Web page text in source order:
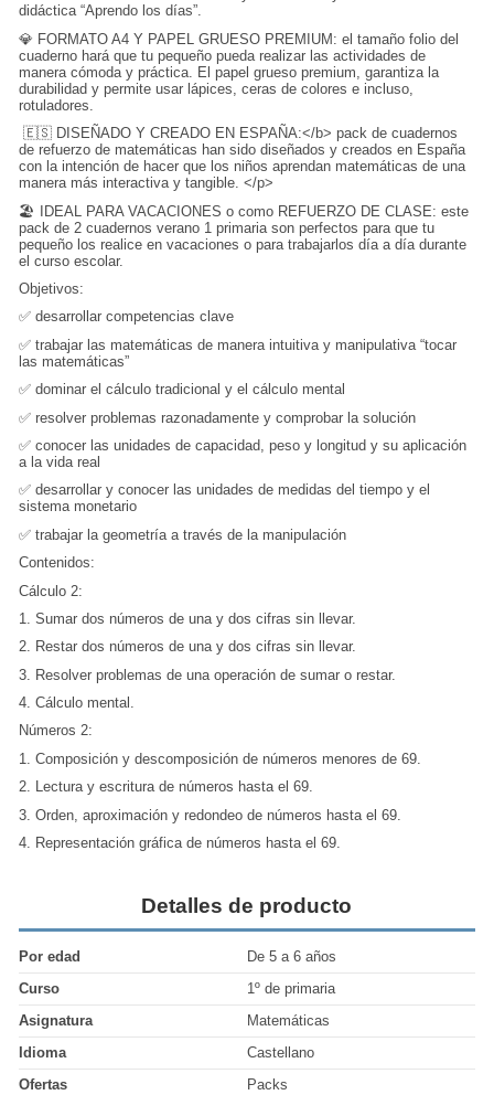
didáctica “Aprendo los días”.
💎 FORMATO A4 Y PAPEL GRUESO PREMIUM: el tamaño folio del
cuaderno hará que tu pequeño pueda realizar las actividades de
manera cómoda y práctica. El papel grueso premium, garantiza la
durabilidad y permite usar lápices, ceras de colores e incluso,
rotuladores.
🇪🇸 DISEÑADO Y CREADO EN ESPAÑA:</b> pack de cuadernos
de refuerzo de matemáticas han sido diseñados y creados en España
con la intención de hacer que los niños aprendan matemáticas de una
manera más interactiva y tangible. </p>
🏖️ IDEAL PARA VACACIONES o como REFUERZO DE CLASE: este
pack de 2 cuadernos verano 1 primaria son perfectos para que tu
pequeño los realice en vacaciones o para trabajarlos día a día durante
el curso escolar.
Objetivos:
✅ desarrollar competencias clave
✅ trabajar las matemáticas de manera intuitiva y manipulativa “tocar
las matemáticas”
✅ dominar el cálculo tradicional y el cálculo mental
✅ resolver problemas razonadamente y comprobar la solución
✅ conocer las unidades de capacidad, peso y longitud y su aplicación
a la vida real
✅ desarrollar y conocer las unidades de medidas del tiempo y el
sistema monetario
✅ trabajar la geometría a través de la manipulación
Contenidos:
Cálculo 2:
1. Sumar dos números de una y dos cifras sin llevar.
2. Restar dos números de una y dos cifras sin llevar.
3. Resolver problemas de una operación de sumar o restar.
4. Cálculo mental.
Números 2:
1. Composición y descomposición de números menores de 69.
2. Lectura y escritura de números hasta el 69.
3. Orden, aproximación y redondeo de números hasta el 69.
4. Representación gráfica de números hasta el 69.
Detalles de producto
Por edad
De 5 a 6 años
Curso
1º de primaria
Asignatura
Matemáticas
Idioma
Castellano
Ofertas
Packs